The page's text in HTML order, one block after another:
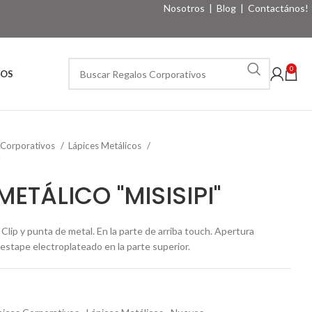
Nosotros | Blog | Contactános!
0
Lápices Metálicos
"MISISIPI"
y punta de metal. En la parte de arriba touch. Apertura
electroplateado en la parte superior.